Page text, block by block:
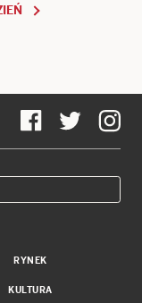
RYNEK
KULTURA